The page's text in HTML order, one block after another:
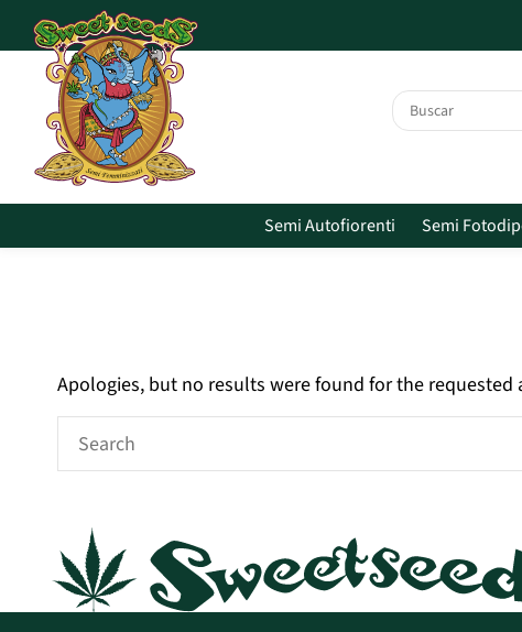
Skip to main content
Semi Autofiorenti Semi
Apologies, but no results were found for the requested